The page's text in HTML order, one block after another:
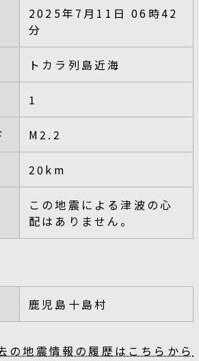
2025年7月11日 06時42
分
トカラ列島近海
1
M2.2
20km
この地震による津波の心
配はありません。
鹿児島十島村
の地震情報の履歴はこちらから